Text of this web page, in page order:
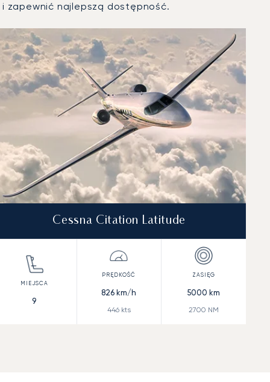
zapewnić najlepszą dostępność.
Cessna Citation Latitude
9
826 km/h
446kts
5000 km
2700 NM